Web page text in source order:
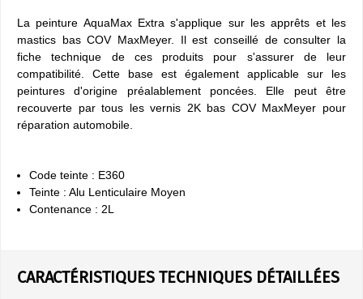
La peinture AquaMax Extra s'applique sur les apprêts et les
mastics bas COV MaxMeyer. Il est conseillé de consulter la
fiche technique de ces produits pour s'assurer de leur
compatibilité. Cette base est également applicable sur les
peintures d'origine préalablement poncées. Elle peut être
recouverte par tous les vernis 2K bas COV MaxMeyer pour
réparation automobile.
Code teinte : E360
Teinte : Alu Lenticulaire Moyen
Contenance : 2L
CARACTÉRISTIQUES TECHNIQUES DÉTAILLÉES